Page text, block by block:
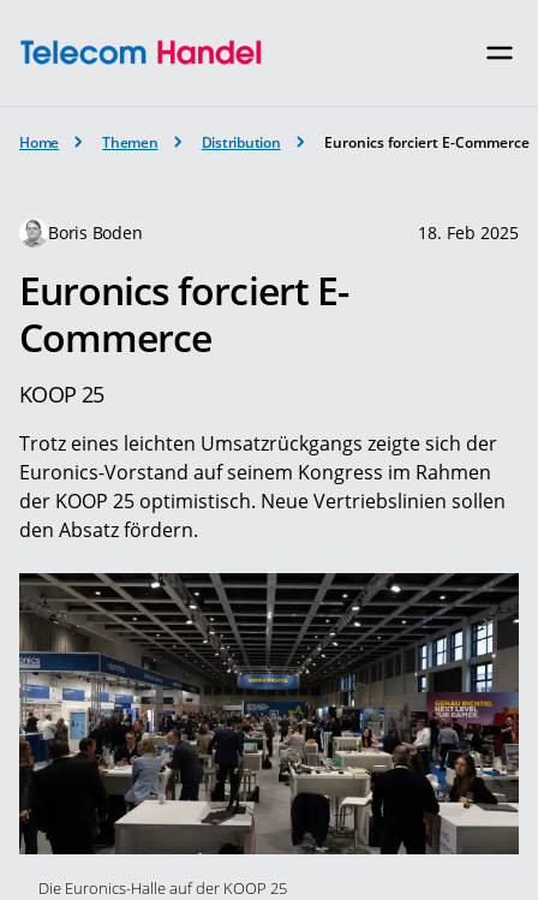
Home Themen Distribution Euronics forciert E-Commerce
Boris Boden 18. Feb 2025
Euronics forciert E-
Commerce
KOOP 25
Trotz eines leichten Umsatzrückgangs zeigte sich der
Euronics-Vorstand auf seinem Kongress im Rahmen
der KOOP 25 optimistisch. Neue Vertriebslinien sollen
den Absatz fördern.
Die Euronics-Halle auf der KOOP 25